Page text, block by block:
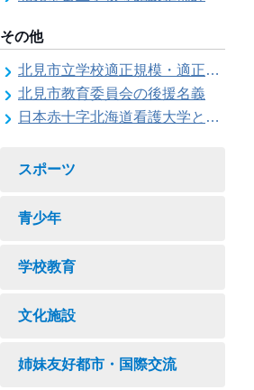
その他
北見市立学校適正規模・適正配置検討委員会
北見市教育委員会の後援名義
日本赤十字北海道看護大学と北見市教育委員会との連携協力に関する協定の締結
スポーツ
青少年
学校教育
文化施設
姉妹友好都市・国際交流